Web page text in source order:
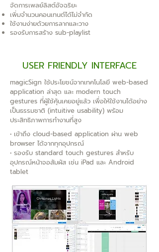
จัดการเพลย์ลิสต์อัจฉริยะ
เพิ่มจำนวนคอนเทนต์ได้ไม่จำกัด
ใช้งานง่ายด้วยการลากและวาง
รองรับการสร้าง sub-playlist
USER FRIENDLY INTERFACE
magicSign ใช้ประโยชน์จากเทคโนโลยี web-based
application ล่าสุด และ modern touch
gestures ที่ผู้ใช้คุ้นเคยอยู่แล้ว เพื่อให้ใช้งานได้อย่าง
เป็นธรรมชาติ (intuitive usability) พร้อม
ประสิทธิภาพการทำงานที่สูง
• เข้าถึง cloud-based application ผ่าน web
browser ได้จากทุกอุปกรณ์
• รองรับ standard touch gestures สำหรับ
อุปกรณ์หน้าจอสัมผัส เช่น iPad และ Android
tablet